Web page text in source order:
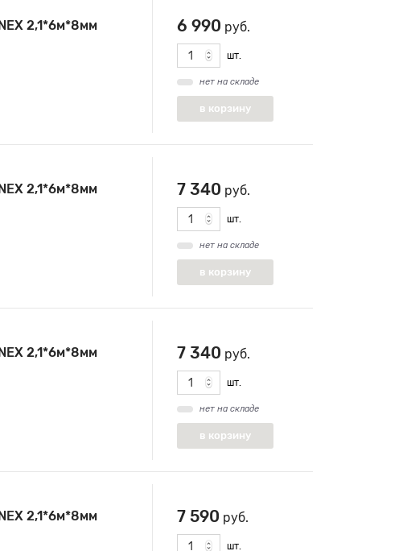
2,1*6м*8мм
6 990 руб.
шт.
нет на складе
2,1*6м*8мм
7 340 руб.
шт.
нет на складе
2,1*6м*8мм
7 340 руб.
шт.
нет на складе
2,1*6м*8мм
7 590 руб.
шт.